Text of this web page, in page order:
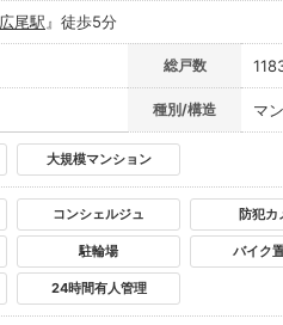
広尾駅 』徒歩5分
総戸数
種別/構造 マ
大規模マンション
コンシェルジュ 防犯カ
駐輪場 バイク
24時間有人管理